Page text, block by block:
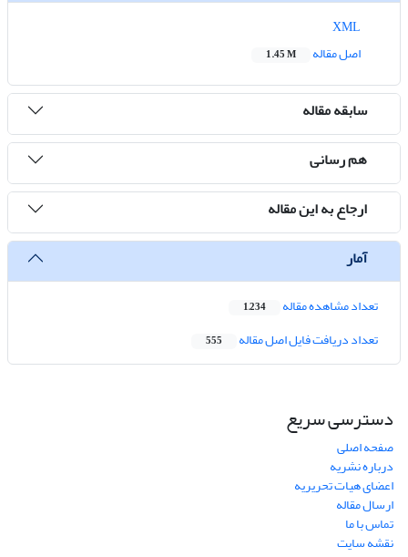
اصل مقاله
1.45 M
سابقه مقاله
هم رسانی
ارجاع به این مقاله
آمار
تعداد مشاهده مقاله 1,234
تعداد دریافت فایل اصل مقاله 555
دسترسی سریع
صفحه اصلی
درباره نشریه
اعضای هیات تحریریه
ارسال مقاله
تماس با ما
نقشه سایت